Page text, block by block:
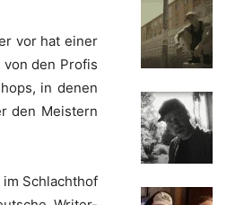
vor hat einer
den Profis
in denen
den Meistern
Schlachthof